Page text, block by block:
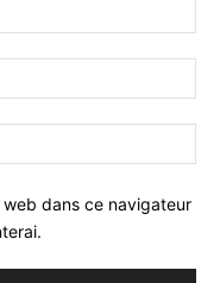
dans ce navigateur